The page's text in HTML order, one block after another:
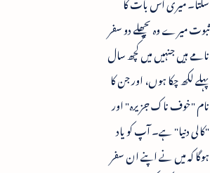
ثبوت میرے وہ پچھلے دو سفر
نامے ہیں جنہیں میں کچھ سال
پہلے لکھ چکا ہوں، اور جن کا
نام "خوف ناک جزیرہ" اور
"کالی دنیا" ہے۔ آپ کو یاد
ہوگا کہ میں نے اپنے ان سفر